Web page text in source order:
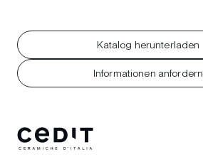
Katalog herunterladen
Informationen anfordern